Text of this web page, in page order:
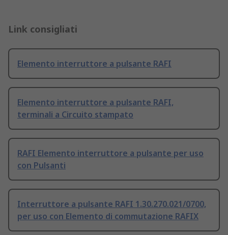
Link consigliati
Elemento interruttore a pulsante RAFI
Elemento interruttore a pulsante RAFI,
terminali a Circuito stampato
RAFI Elemento interruttore a pulsante per uso
con Pulsanti
Interruttore a pulsante RAFI 1.30.270.021/0700,
per uso con Elemento di commutazione RAFIX